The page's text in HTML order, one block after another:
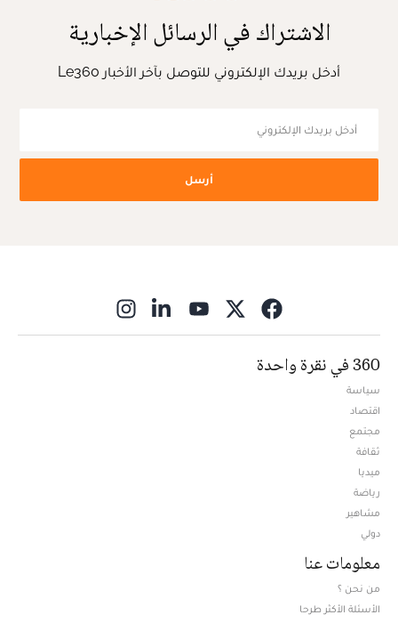
الاشتراك في الرسائل الإخبارية
أدخل بريدك الإلكتروني للتوصل بآخر الأخبار Le360
أرسل
360 في نقرة واحدة
سياسة
اقتصاد
مجتمع
ثقافة
ميديا
رياضة
مشاهير
دولي
معلومات عنا
من نحن ؟
الأسئلة الأكثر طرحا